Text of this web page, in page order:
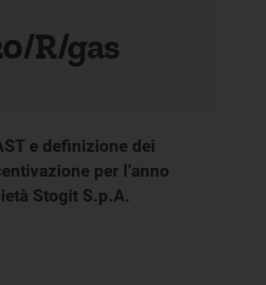
R/gas
e definizione dei
per l’anno
Stogit S.p.A.